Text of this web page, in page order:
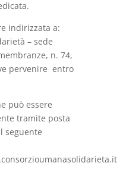
indirizzata a:
– sede
n. 74,
pervenire entro
può essere
tramite posta
seguente